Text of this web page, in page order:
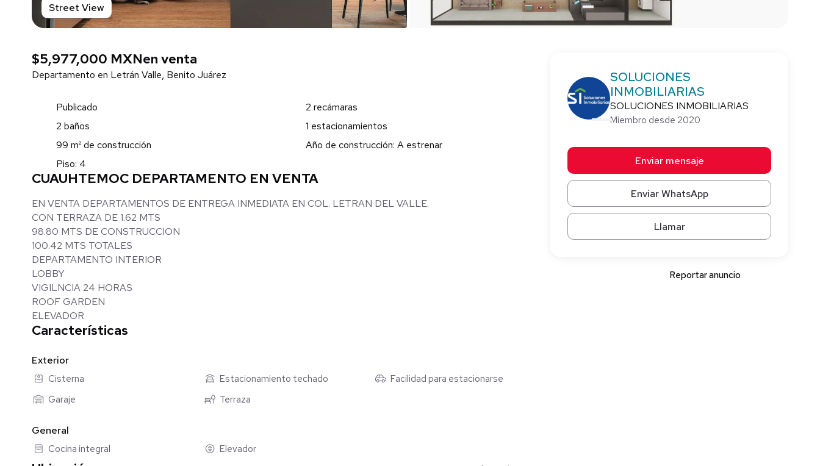
Street View
$5,977,000 MXNen venta
Departamento en Letrán Valle, Benito Juárez
Publicado
2 recámaras
2 baños
1 estacionamientos
99 m² de construcción
Año de construcción: A estrenar
Piso: 4
CUAUHTEMOC DEPARTAMENTO EN VENTA
EN VENTA DEPARTAMENTOS DE ENTREGA INMEDIATA EN COL. LETRAN DEL VALLE.
CON TERRAZA DE 1.62 MTS
98.80 MTS DE CONSTRUCCION
100.42 MTS TOTALES
DEPARTAMENTO INTERIOR
LOBBY
VIGILNCIA 24 HORAS
ROOF GARDEN
ELEVADOR
Características
Exterior
Cisterna Estacionamiento techado
Facilidad para estacionarse
Garaje
Terraza
General
Cocina integral Elevador
SOLUCIONES
INMOBILIARIAS
SOLUCIONES INMOBILIARIAS
Miembro desde 2020
Enviar mensaje
Enviar WhatsApp
Llamar
Reportar anuncio